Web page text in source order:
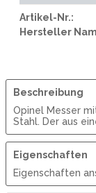
Artikel-Nr.:
Hersteller
Beschreibung
Opinel Messer
Stahl. Der aus
Eigenschaften
Eigenschaften